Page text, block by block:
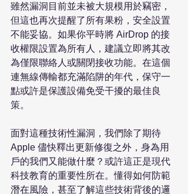
雖然漏洞目前並未被大規模用於竊密，
但這也再次提醒了所有果粉，安全設置
不能妥協。如果你平時將 AirDrop 的接
收權限設置為所有人，建議立即將其改
為僅限聯絡人或關閉接收功能。在這個
連無線傳輸都充滿陷阱的年代，保守一
點或許是保護設備免受干擾的最佳良
策。
面對這種技術性漏洞，我們除了期待
Apple 儘快釋出更新修復之外，身為用
戶的我們又能做什麼？或許這正是現代
科技教育的重要性所在。懂得如何防範
潛在風險，甚至了解這些技術背後的邏